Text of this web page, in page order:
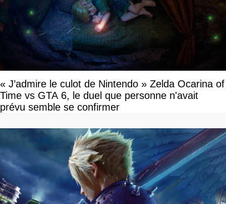
« J’admire le culot de Nintendo » Zelda Ocarina of
Time vs GTA 6, le duel que personne n'avait
prévu semble se confirmer